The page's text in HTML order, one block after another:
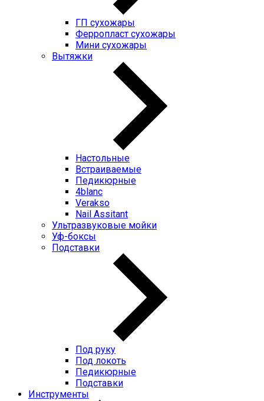
ГП cухожары
Ферропласт cухожары
Мини cухожары
Вытяжки
Настольные
Встраиваемые
Педикюрные
4blanc
Verakso
Nail Assitant
Ультразвуковые мойки
Уф-боксы
Подставки
Под руку
Под локоть
Педикюрные
Подставки
Инструменты